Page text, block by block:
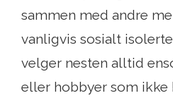
sammen med andre
vanligvis sosialt
velger nesten alltid
eller hobbyer som ikke